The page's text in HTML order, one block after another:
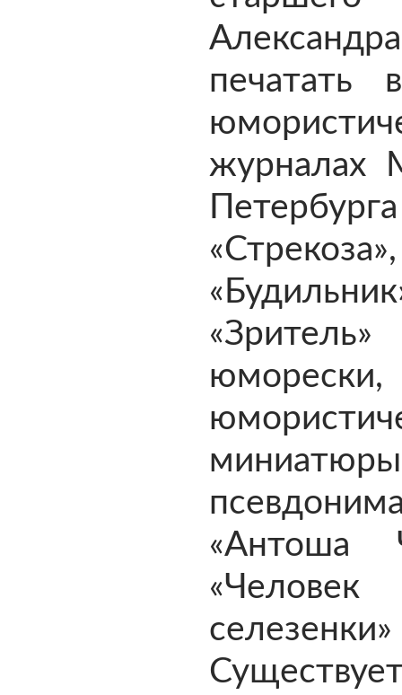
печатать
журналах
«Стрекоза»,
юморески,
«Антоша